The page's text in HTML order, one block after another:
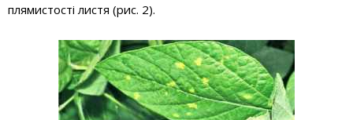
плямистості листя (рис. 2).